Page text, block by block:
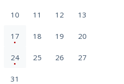
10 11 12 13
17 18 19 20
24 25 26 27
31